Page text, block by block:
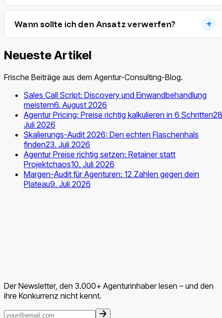
Wann sollte ich den Ansatz verwerfen?
Neueste Artikel
Frische Beiträge aus dem Agentur-Consulting-Blog.
Sales Call Script: Discovery und Einwandbehandlung
meistern6. August 2026
Agentur Pricing: Preise richtig kalkulieren in 6 Schritten
Juli 2026
Skalierungs-Audit 2026: Den echten Flaschenhals
finden23. Juli 2026
Agentur Preise richtig setzen: Retainer statt
Projektchaos10. Juli 2026
Margen-Audit für Agenturen: 12 Zahlen gegen dein
Plateau9. Juli 2026
Der Newsletter, den 3.000+ Agenturinhaber lesen – und den
ihre Konkurrenz nicht kennt.